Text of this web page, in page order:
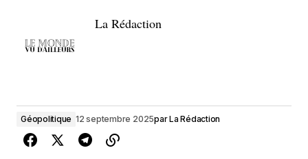
La Rédaction
Géopolitique 12 septembre 2025parLa Rédaction